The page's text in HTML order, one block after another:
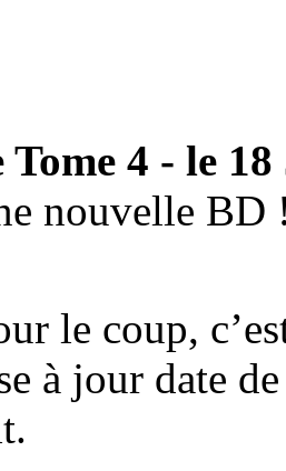
4 - le
nouvelle BD
le coup,
à jour date